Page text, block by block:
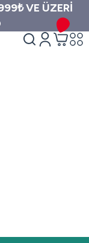
VE ÜZERİ